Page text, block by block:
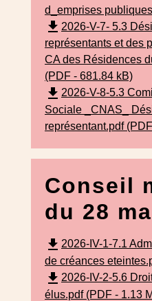
d_emprises
file_download 2026-V-7- 5.3
représentants et des
CA des Résidences
(PDF - 681.84 kB)
file_download 2026-V-8-5.3
Sociale _CNAS_
représentant.pdf
Conseil
du 28
file_download 2026-IV-1-7.1
de créances
file_download 2026-IV-2-5.6
élus.pdf (PDF - 1.13